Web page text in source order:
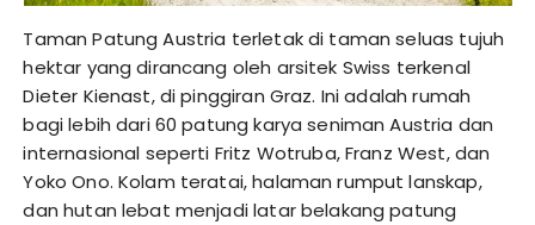
Taman Patung Austria terletak di taman seluas tujuh
hektar yang dirancang oleh arsitek Swiss terkenal
Dieter Kienast, di pinggiran Graz. Ini adalah rumah
bagi lebih dari 60 patung karya seniman Austria dan
internasional seperti Fritz Wotruba, Franz West, dan
Yoko Ono. Kolam teratai, halaman rumput lanskap,
dan hutan lebat menjadi latar belakang patung